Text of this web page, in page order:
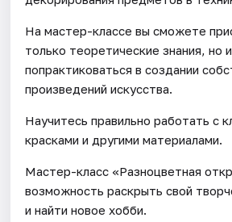
На мастер-классе вы сможете
только теоретические знания, но и
попрактиковаться в создании
произведений искусства.
Научитесь правильно работать с
красками и другими материалами.
Мастер-класс «Разноцветная
возможность раскрыть свой
и найти новое хобби.